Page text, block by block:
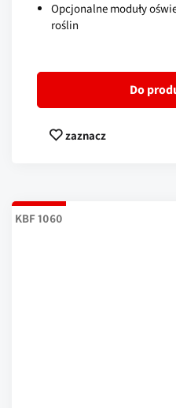
Opcjonalne moduły
roślin
Do
zaznacz
KBF 1060